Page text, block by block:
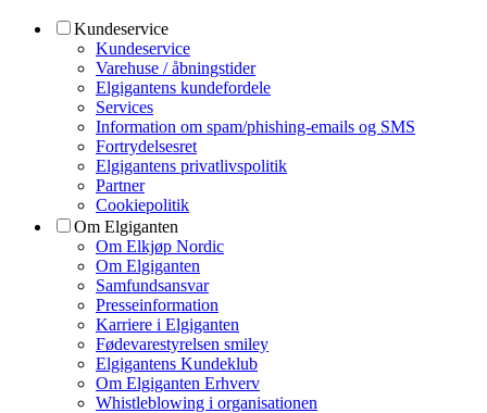
Kundeservice
Kundeservice
Varehuse / åbningstider
Elgigantens kundefordele
Services
Information om spam/phishing-emails og SMS
Fortrydelsesret
Elgigantens privatlivspolitik
Partner
Cookiepolitik
Om Elgiganten
Om Elkjøp Nordic
Om Elgiganten
Samfundsansvar
Presseinformation
Karriere i Elgiganten
Fødevarestyrelsen smiley
Elgigantens Kundeklub
Om Elgiganten Erhverv
Whistleblowing i organisationen